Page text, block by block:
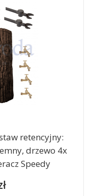
retencyjny:
drzewo 4x
Speedy